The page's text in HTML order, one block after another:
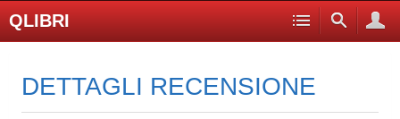
QLIBRI
DETTAGLI RECENSIONE